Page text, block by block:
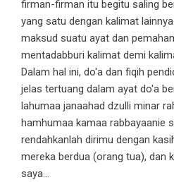
firman-firman itu begitu saling
yang satu dengan kalimat
maksud suatu ayat dan
mentadabburi kalimat demi
Dalam hal ini, do'a dan fiqih
jelas tertuang dalam ayat do'a
lahumaa janaahad dzulli minar
hamhumaa kamaa rabbayaanie
rendahkanlah dirimu dengan
mereka berdua (orang tua), dan
saya...